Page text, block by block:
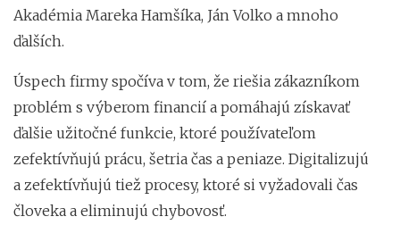
Akadémia Mareka Hamšíka, Ján Volko a mnoho
ďalších.
Úspech firmy spočíva v tom, že riešia zákazníkom
problém s výberom financií a pomáhajú získavať
ďalšie užitočné funkcie, ktoré používateľom
zefektívňujú prácu, šetria čas a peniaze. Digitalizujú
a zefektívňujú tiež procesy, ktoré si vyžadovali čas
človeka a eliminujú chybovosť.